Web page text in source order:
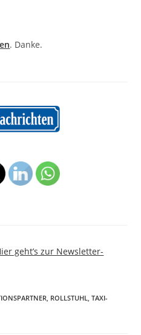
. Danke.
geht’s zur Newsletter-
, ROLLSTUHL, TAXI-